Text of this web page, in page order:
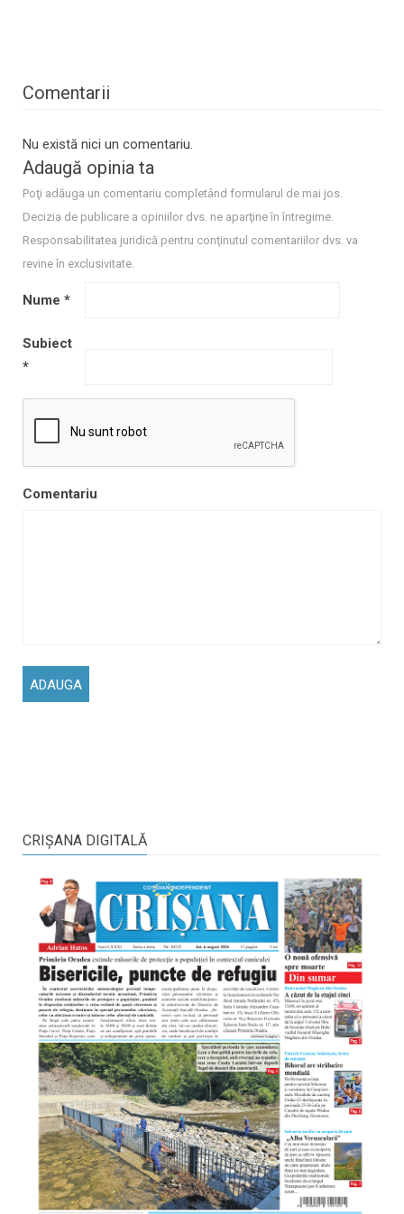
Comentarii
Nu există nici un comentariu.
Adaugă opinia ta
Poţi adăuga un comentariu completând formularul de mai jos.
Decizia de publicare a opiniilor dvs. ne aparţine în întregime.
Responsabilitatea juridică pentru conţinutul comentariilor dvs. va
revine în exclusivitate.
Nume *
Subiect
*
Comentariu
CRIŞANA DIGITALĂ